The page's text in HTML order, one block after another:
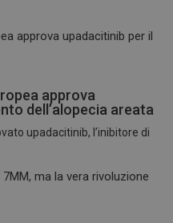
approva
dell’alopecia areata
upadacitinib, l’inibitore di